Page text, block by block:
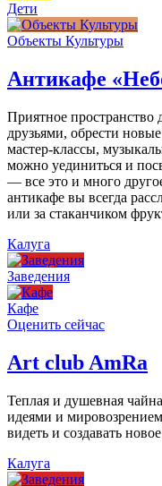
Дети
Объекты Культуры
Антикафе
Приятное пространство
друзьями, обрести
мастер-классы,
можно уединиться и
— все это и много
антикафе вы всегда
или за стаканчиком
Калуга
Заведения
Кафе
Оценить сейчас
Art сlub AmRa
Теплая и душевная
идеями и
видеть и создавать
Калуга